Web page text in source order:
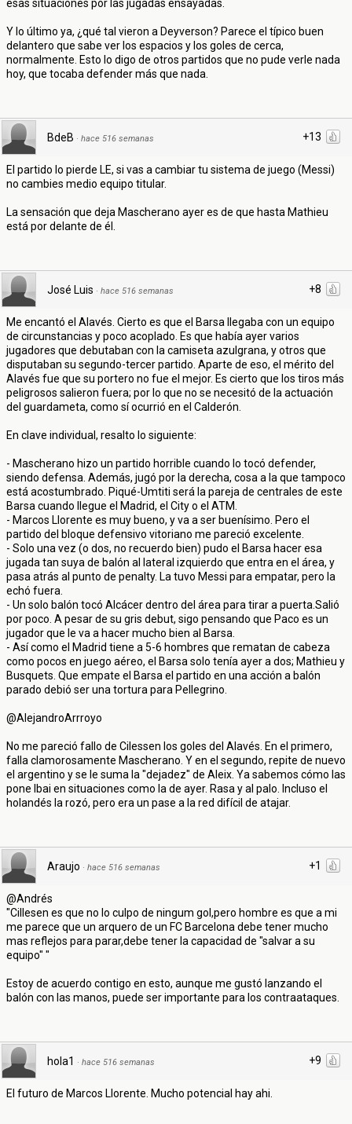
esas situaciones por las jugadas ensayadas.
Y lo último ya, ¿qué tal vieron a Deyverson? Parece el típico buen
delantero que sabe ver los espacios y los goles de cerca,
normalmente. Esto lo digo de otros partidos que no pude verle nada
hoy, que tocaba defender más que nada.
+13
BdeB · hace 516 semanas
El partido lo pierde LE, si vas a cambiar tu sistema de juego (Messi)
no cambies medio equipo titular.
La sensación que deja Mascherano ayer es de que hasta Mathieu
está por delante de él.
+8
José Luis · hace 516 semanas
Me encantó el Alavés. Cierto es que el Barsa llegaba con un equipo
de circunstancias y poco acoplado. Es que había ayer varios
jugadores que debutaban con la camiseta azulgrana, y otros que
disputaban su segundo-tercer partido. Aparte de eso, el mérito del
Alavés fue que su portero no fue el mejor. Es cierto que los tiros más
peligrosos salieron fuera; por lo que no se necesitó de la actuación
del guardameta, como sí ocurrió en el Calderón.
En clave individual, resalto lo siguiente:
- Mascherano hizo un partido horrible cuando lo tocó defender,
siendo defensa. Además, jugó por la derecha, cosa a la que tampoco
está acostumbrado. Piqué-Umtiti será la pareja de centrales de este
Barsa cuando llegue el Madrid, el City o el ATM.
- Marcos Llorente es muy bueno, y va a ser buenísimo. Pero el
partido del bloque defensivo vitoriano me pareció excelente.
- Solo una vez (o dos, no recuerdo bien) pudo el Barsa hacer esa
jugada tan suya de balón al lateral izquierdo que entra en el área, y
pasa atrás al punto de penalty. La tuvo Messi para empatar, pero la
echó fuera.
- Un solo balón tocó Alcácer dentro del área para tirar a puerta.Salió
por poco. A pesar de su gris debut, sigo pensando que Paco es un
jugador que le va a hacer mucho bien al Barsa.
- Así como el Madrid tiene a 5-6 hombres que rematan de cabeza
como pocos en juego aéreo, el Barsa solo tenía ayer a dos; Mathieu y
Busquets. Que empate el Barsa el partido en una acción a balón
parado debió ser una tortura para Pellegrino.
@AlejandroArrroyo
No me pareció fallo de Cilessen los goles del Alavés. En el primero,
falla clamorosamente Mascherano. Y en el segundo, repite de nuevo
el argentino y se le suma la "dejadez" de Aleix. Ya sabemos cómo las
pone Ibai en situaciones como la de ayer. Rasa y al palo. Incluso el
holandés la rozó, pero era un pase a la red difícil de atajar.
+1
Araujo · hace 516 semanas
@Andrés
"Cillesen es que no lo culpo de ningum gol,pero hombre es que a mi
me parece que un arquero de un FC Barcelona debe tener mucho
mas reflejos para parar,debe tener la capacidad de "salvar a su
equipo" "
Estoy de acuerdo contigo en esto, aunque me gustó lanzando el
balón con las manos, puede ser importante para los contraataques.
+9
hola1 · hace 516 semanas
El futuro de Marcos Llorente. Mucho potencial hay ahi.